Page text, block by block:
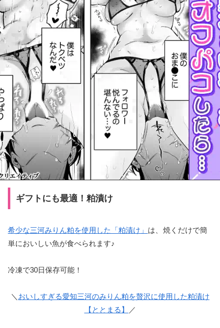
ギフトにも最適！粕漬け
希少な三河みりん粕を使用した「粕漬け」 は、 焼くだけで簡
単においしい魚が食べられます♪
冷凍で30日保存可能！
＼ おいしすぎる愛知三河のみりん粕を贅沢に使用した粕漬け
【ととまる】
／